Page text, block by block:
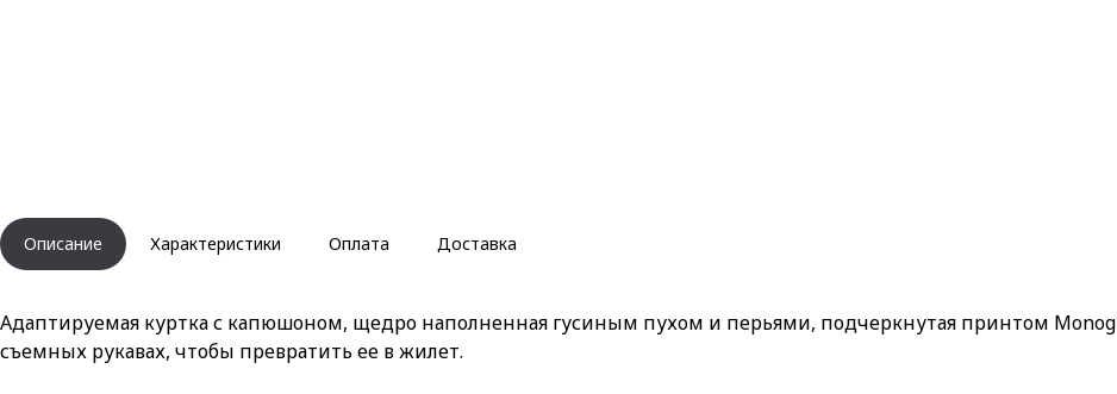
Описание Характеристики Оплата Доставка
Адаптируемая куртка с капюшоном, щедро наполненная гусиным пухом и перьями, подчеркнутая принтом
съемных рукавах, чтобы превратить ее в жилет.